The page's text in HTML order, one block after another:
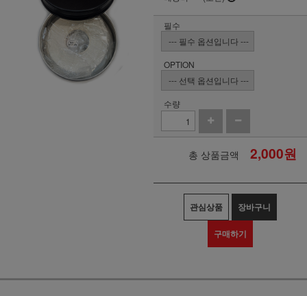
필수
OPTION
수량
총 상품금액 2,000원
관심상품 장바구니
구매하기